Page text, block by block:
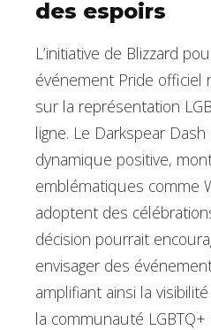
des espoirs
L’initiative de Blizzard
événement Pride officiel
sur la représentation
ligne. Le Darkspear
dynamique positive,
emblématiques comme
adoptent des
décision pourrait
envisager des
amplifiant ainsi la
la communauté